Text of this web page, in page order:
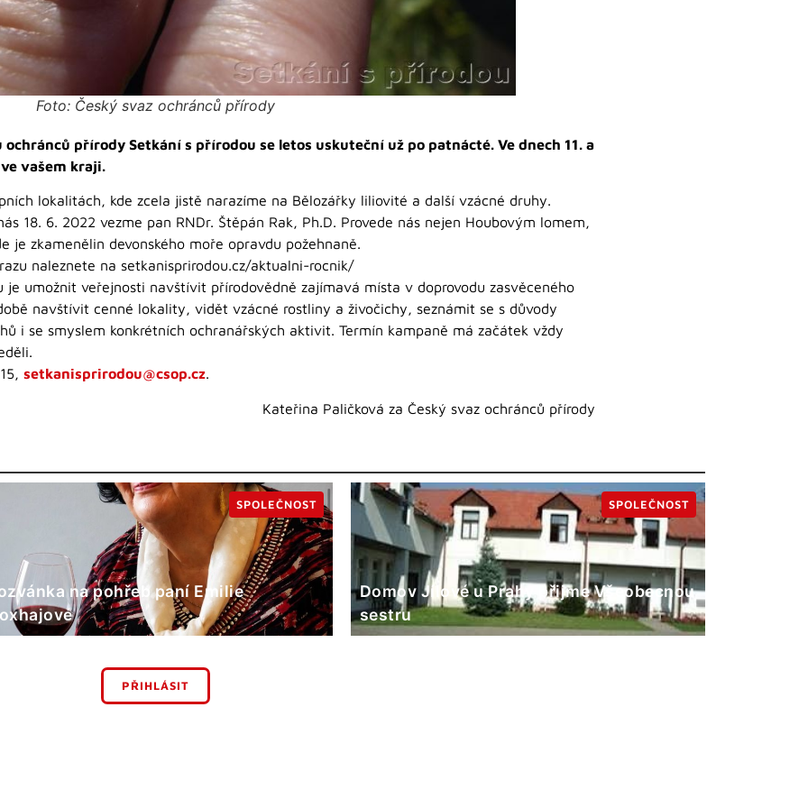
Foto: Český svaz ochránců přírody
přírody Setkání s přírodou se letos uskuteční už po patnácté. Ve dnech 11. a
vašem kraji.
lokalitách, kde zcela jistě narazíme na Bělozářky liliovité a další vzácné druhy.
18. 6. 2022 vezme pan RNDr. Štěpán Rak, Ph.D. Provede nás nejen Houbovým lomem,
zkamenělin devonského moře opravdu požehnaně.
naleznete na setkanisprirodou.cz/aktualni-rocnik/
je umožnit veřejnosti navštívit přírodovědně zajímavá místa v doprovodu zasvěceného
navštívit cenné lokality, vidět vzácné rostliny a živočichy, seznámit se s důvody
i se smyslem konkrétních ochranářských aktivit. Termín kampaně má začátek vždy
setkanisprirodou@csop.cz.
Kateřina Paličková za Český svaz ochránců přírody
na pohřeb paní Emilie
SPOLEČNOST
Domov Jílové u Prahy přijme Všeobecnou
sestru
SPOLEČNOST
PŘIHLÁSIT